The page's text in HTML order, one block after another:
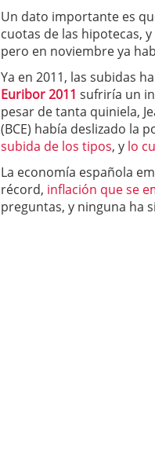
Un dato importante es
cuotas de las hipotecas,
pero en noviembre ya
Ya en 2011, las subidas
Euribor 2011 sufriría un
pesar de tanta quiniela,
(BCE) había deslizado la
subida de los tipos, y lo
La economía española
récord, inflación que se
preguntas, y ninguna ha